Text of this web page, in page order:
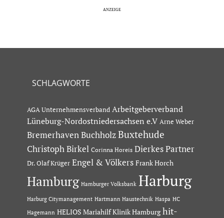
SCHLAGWORTE
AGA Unternehmensverband Arbeitgeberverband
Lüneburg-Nordostniedersachsen e.V Arne Weber
Bremerhaven Buchholz Buxtehude
Christoph Birkel Corinna Horeis Dierkes Partner
Dr. Olaf Krüger Engel & Völkers Frank Horch
Hamburg Hamburger Volksbank Harburg
Harburg Citymanagement Hartmann Haustechnik Haspa HC
Hagemann HELIOS Mariahilf Klinik Hamburg hit-